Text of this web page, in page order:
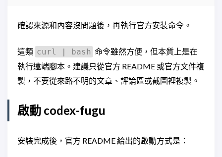
確認來源和內容沒問題後，再執行官方安裝命令。
這類 curl | bash 命令雖然方便，但本質上是在
執行遠端腳本。建議只從官方 README 或官方文件複
製，不要從來路不明的文章、評論區或截圖裡複製。
啟動 codex-fugu
安裝完成後，官方 README 給出的啟動方式是：